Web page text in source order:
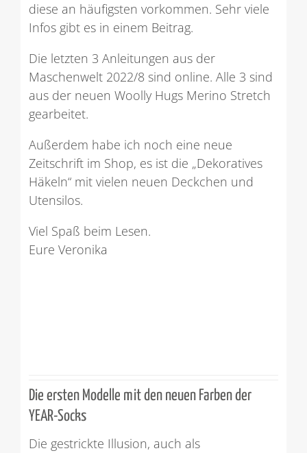
diese an häufigsten vorkommen. Sehr viele
Infos gibt es in einem Beitrag.
Die letzten 3 Anleitungen aus der
Maschenwelt 2022/8 sind online. Alle 3 sind
aus der neuen Woolly Hugs Merino Stretch
gearbeitet.
Außerdem habe ich noch eine neue
Zeitschrift im Shop, es ist die „Dekoratives
Häkeln“ mit vielen neuen Deckchen und
Utensilos.
Viel Spaß beim Lesen.
Eure Veronika
Die ersten Modelle mit den neuen Farben der
YEAR-Socks
Die gestrickte Illusion, auch als